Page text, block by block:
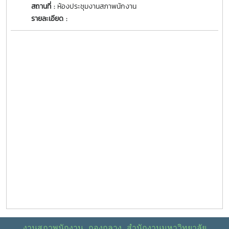
สถานที่ : ห้องประชุมงานสภาพนักงาน
รายละเอียด :